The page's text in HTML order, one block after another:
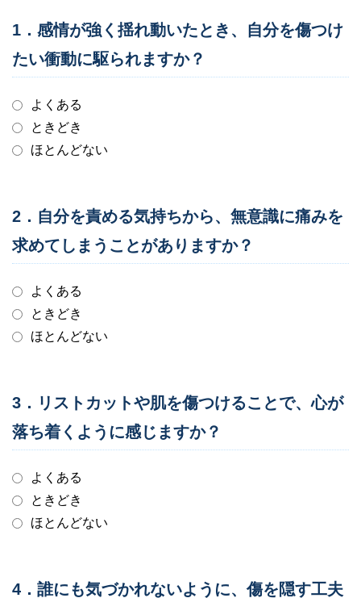
1．感情が強く揺れ動いたとき、自分を傷つけ
たい衝動に駆られますか？
よくある
ときどき
ほとんどない
2．自分を責める気持ちから、無意識に痛みを
求めてしまうことがありますか？
よくある
ときどき
ほとんどない
3．リストカットや肌を傷つけることで、心が
落ち着くように感じますか？
よくある
ときどき
ほとんどない
4．誰にも気づかれないように、傷を隠す工夫